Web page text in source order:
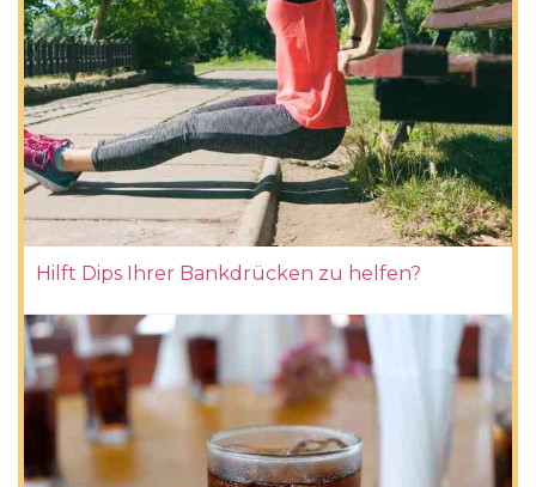
Hilft Dips Ihrer Bankdrücken zu helfen?